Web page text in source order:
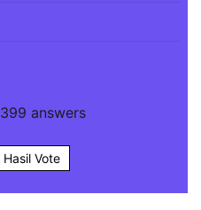
399 answers
Hasil Vote